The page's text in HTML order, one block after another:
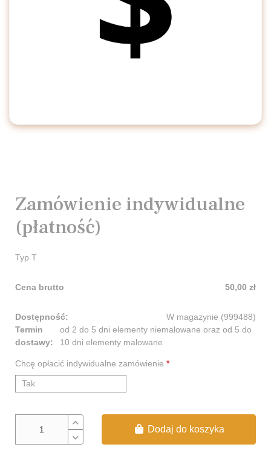
Zamówienie indywidualne
(płatność)
Typ T
Cena brutto 50,00 zł
Dostępność:
W magazynie (999488)
Termin
dostawy:
od 2 do 5 dni elementy niemalowane oraz od 5 do
10 dni elementy malowane
Chcę opłacić indywidualne zamówienie *
Tak
Dodaj do koszyka